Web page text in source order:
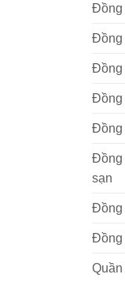
Đồng
Đồng
Đồng
Đồng
Đồng
Đồng
sạn
Đồng
Đồng